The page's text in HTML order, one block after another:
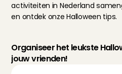
activiteiten in Nederland
en ontdek onze Halloween tips.
Organiseer het leukste
jouw vrienden!